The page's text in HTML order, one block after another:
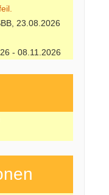
23.08.2026
- 08.11.2026